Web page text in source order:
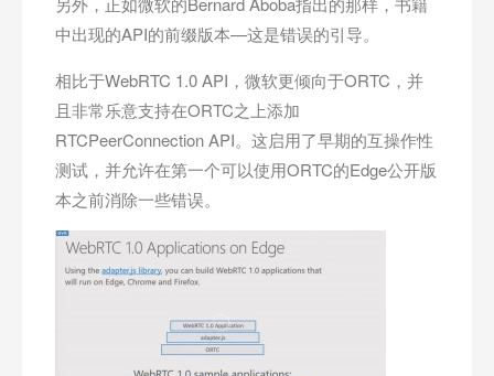
中出现的API的前缀版本—这是错误的引导。
相比于WebRTC 1.0 API，微软更倾向于ORTC，并
且非常乐意支持在ORTC之上添加
RTCPeerConnection API。这启用了早期的互操作性
测试，并允许在第一个可以使用ORTC的Edge公开版
本之前消除一些错误。